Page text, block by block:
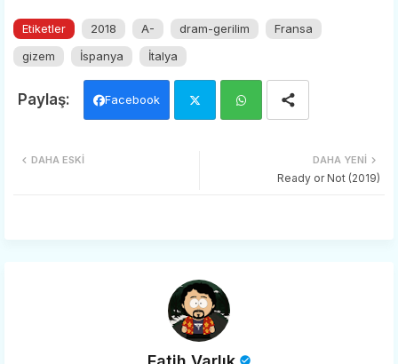
Etiketler 2018 A- dram-gerilim
Fransa
gizem
İspanya İtalya
Facebook
DAHA YENI
Ready or Not (2019)
DAHA ESKI